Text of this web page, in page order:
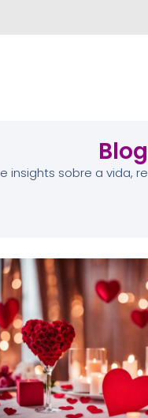
Blog
insights sobre a vida,